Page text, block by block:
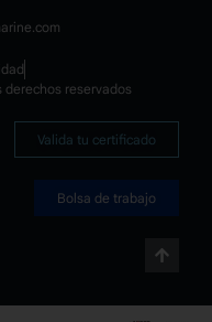
derechos reservados
Valida tu certificado
Bolsa de trabajo